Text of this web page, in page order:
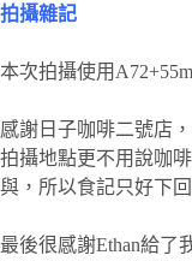
拍攝雜記
本次拍攝使用
感謝日子咖啡二號店
拍攝地點更不用說咖
與，所以食記只好下
最後很感謝Ethan給了